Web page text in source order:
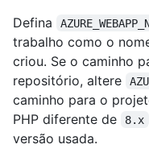
Defina
trabalho como o
criou. Se o caminho
repositório, altere
caminho para o
PHP diferente de
8.x
versão usada.